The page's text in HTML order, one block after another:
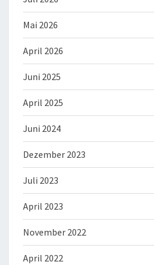
Mai 2026
April 2026
Juni 2025
April 2025
Juni 2024
Dezember 2023
Juli 2023
April 2023
November 2022
April 2022